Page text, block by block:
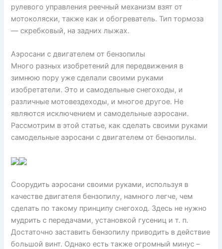
рулевого управления реечный механизм взят от
мотоколяски, также как и обогреватель. Тип тормоза
— скребковый, на задних лыжах.
Аэросани с двигателем от бензопилы
Много разных изобретений для передвижения в
зимнюю пору уже сделали своими руками
изобретатели. Это и самодельные снегоходы, и
различные мотовездеходы, и многое другое. Не
являются исключением и самодельные аэросани.
Рассмотрим в этой статье, как сделать своими руками
самодельные аэросани с двигателем от бензопилы.
Соорудить аэросани своими руками, используя в
качестве двигателя бензопилу, намного легче, чем
сделать по такому принципу снегоход. Здесь не нужно
мудрить с передачами, установкой гусениц и т. п.
Достаточно заставить бензопилу приводить в действие
большой винт. Однако есть также огромный минус –